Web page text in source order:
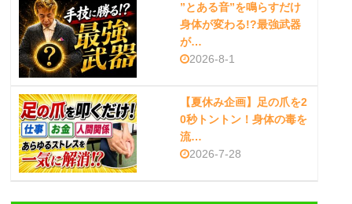
”とある音”を鳴らすだけ
身体が変わる!?最強武器
が…
2026-8-1
【夏休み企画】足の爪を2
0秒トントン！身体の毒を
流…
2026-7-28